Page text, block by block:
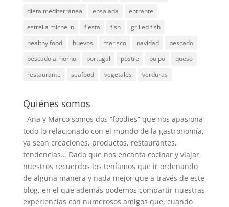
dieta mediterránea
ensalada
entrante
estrella michelin
fiesta fish
grilled fish
healthy food
huevos marisco navidad
pescado
pescado al horno
portugal postre pulpo
queso
restaurante
seafood vegetales verduras
Quiénes somos
Ana y Marco somos dos “foodies” que nos apasiona
todo lo relacionado con el mundo de la gastronomía,
ya sean creaciones, productos, restaurantes,
tendencias… Dado que nos encanta cocinar y viajar,
nuestros recuerdos los teníamos que ir ordenando
de alguna manera y nada mejor que a través de este
blog, en el que además podemos compartir nuestras
experiencias con numerosos amigos que, cuando